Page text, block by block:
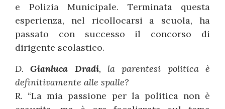
e Polizia Municipale. Terminata questa
esperienza, nel ricollocarsi a scuola, ha
passato con successo il concorso di
dirigente scolastico.
D.Gianluca Dradi, la parentesi politica è
definitivamente alle spalle?
R. “La mia passione per la politica non è